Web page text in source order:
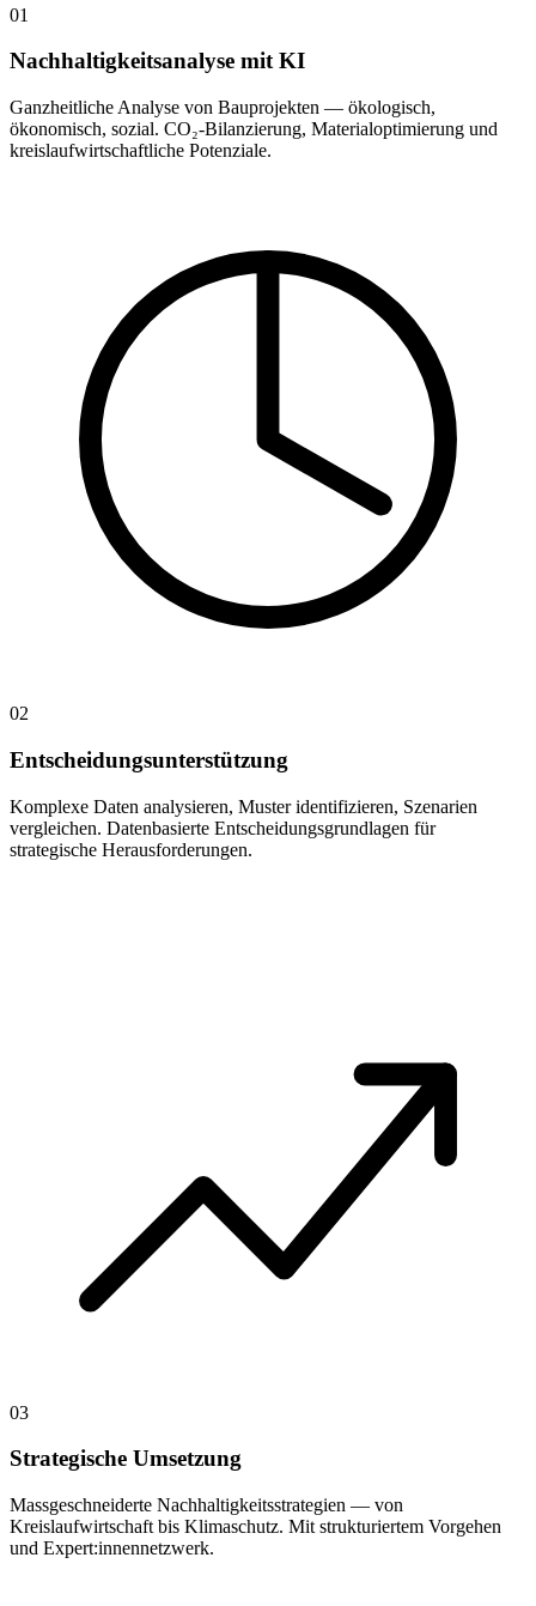
01
Nachhaltigkeitsanalyse mit KI
Ganzheitliche Analyse von Bauprojekten — ökologisch,
ökonomisch, sozial. CO₂-Bilanzierung, Materialoptimierung und
kreislaufwirtschaftliche Potenziale.
02
Entscheidungsunterstützung
Komplexe Daten analysieren, Muster identifizieren, Szenarien
vergleichen. Datenbasierte Entscheidungsgrundlagen für
strategische Herausforderungen.
03
Strategische Umsetzung
Massgeschneiderte Nachhaltigkeitsstrategien — von
Kreislaufwirtschaft bis Klimaschutz. Mit strukturiertem Vorgehen
und Expert:innennetzwerk.